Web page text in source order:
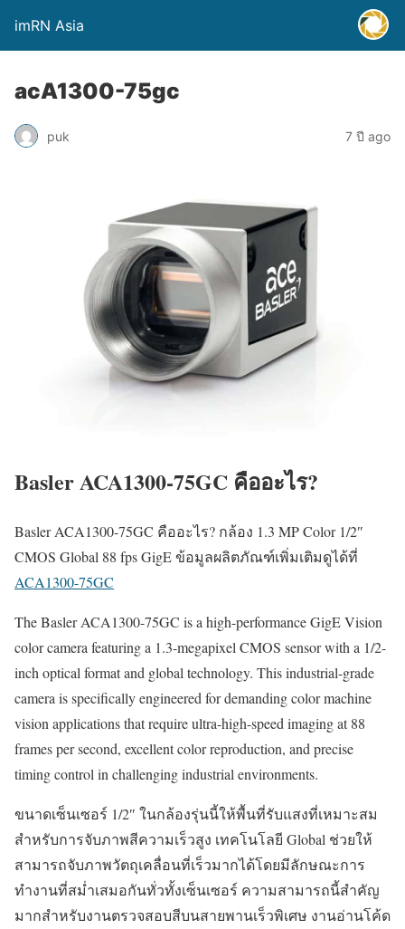
imRN Asia
acA1300-75gc
puk 7 ปี ago
Basler ACA1300-75GC คืออะไร?
Basler ACA1300-75GC คืออะไร? กล้อง 1.3 MP Color 1/2″
CMOS Global 88 fps GigE ข้อมูลผลิตภัณฑ์เพิ่มเติมดูได้ที่
ACA1300-75GC
The Basler ACA1300-75GC is a high-performance GigE Vision
color camera featuring a 1.3-megapixel CMOS sensor with a 1/2-
inch optical format and global technology. This industrial-grade
camera is specifically engineered for demanding color machine
vision applications that require ultra-high-speed imaging at 88
frames per second, excellent color reproduction, and precise
timing control in challenging industrial environments.
ขนาดเซ็นเซอร์ 1/2″ ในกล้องรุ่นนี้ให้พื้นที่รับแสงที่เหมาะสม
สำหรับการจับภาพสีความเร็วสูง เทคโนโลยี Global ช่วยให้
สามารถจับภาพวัตถุเคลื่อนที่เร็วมากได้โดยมีลักษณะการ
ทำงานที่สม่ำเสมอกันทั่วทั้งเซ็นเซอร์ ความสามารถนี้สำคัญ
มากสำหรับงานตรวจสอบสีบนสายพานเร็วพิเศษ งานอ่านโค้ด